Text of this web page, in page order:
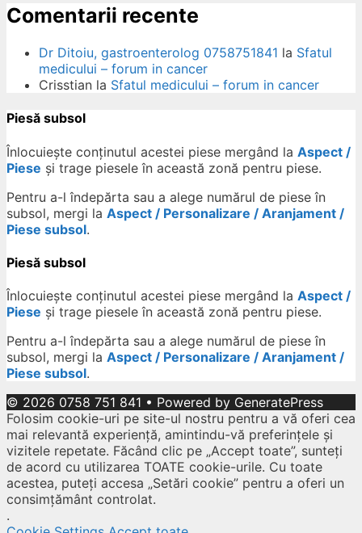
Comentarii recente
Dr Ditoiu, gastroenterolog 0758751841 la Sfatul
medicului – forum in cancer
Crisstian la Sfatul medicului – forum in cancer
Piesă subsol
Înlocuiește conținutul acestei piese mergând la Aspect /
Piese și trage piesele în această zonă pentru piese.
Pentru a-l îndepărta sau a alege numărul de piese în
subsol, mergi la Aspect / Personalizare / Aranjament /
Piese subsol.
Piesă subsol
Înlocuiește conținutul acestei piese mergând la Aspect /
Piese și trage piesele în această zonă pentru piese.
Pentru a-l îndepărta sau a alege numărul de piese în
subsol, mergi la Aspect / Personalizare / Aranjament /
Piese subsol.
© 2026 0758 751 841 • Powered by GeneratePress
Folosim cookie-uri pe site-ul nostru pentru a vă oferi cea
mai relevantă experiență, amintindu-vă preferințele și
vizitele repetate. Făcând clic pe „Accept toate”, sunteți
de acord cu utilizarea TOATE cookie-urile. Cu toate
acestea, puteți accesa „Setări cookie” pentru a oferi un
consimțământ controlat.
.